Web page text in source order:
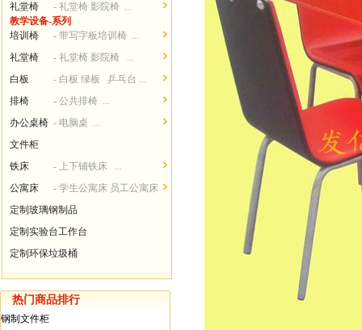
- 礼堂椅 影院椅 ...
礼堂椅
教学设备-系列
- 带写字板培训椅 ...
培训椅
- 礼堂椅 影院椅 ...
礼堂椅
- 白板 绿板 乒乓台 ...
白板
- 公共排椅 ...
排椅
- 电脑桌 ...
办公桌椅
文件柜
- 上下铺铁床 ...
铁床
- 学生公寓床 员工公寓床
...
公寓床
定制玻璃钢制品
定制实验台工作台
定制环保垃圾桶
热门商品排行
钢制文件柜